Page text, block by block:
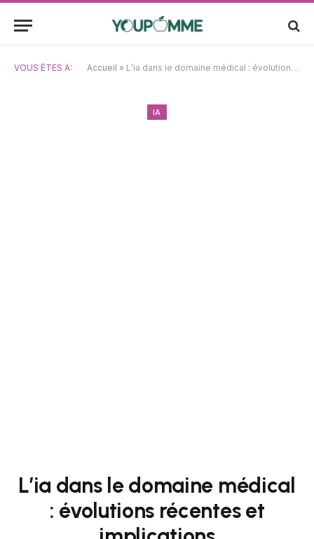
VOUS ÊTES À: Accueil » L’ia dans le domaine médical : évolutions récentes et implications
IA
L’ia dans le domaine médical
: évolutions récentes et